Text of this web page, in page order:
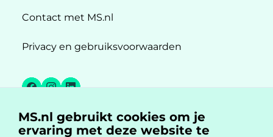
Contact met MS.nl
Privacy en gebruiksvoorwaarden
Facebook
Instagram
LinkedIn
MS.nl is een initiatief van:
MS.nl gebruikt cookies om je
ervaring met deze website te